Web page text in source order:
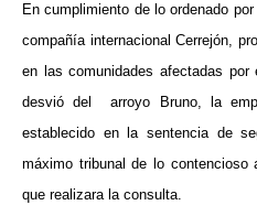
En cumplimiento de lo ordenado
compañía internacional Cerrejón,
en las comunidades afectadas
desvió del arroyo Bruno, la
establecido en la sentencia de
máximo tribunal de lo
que realizara la consulta.